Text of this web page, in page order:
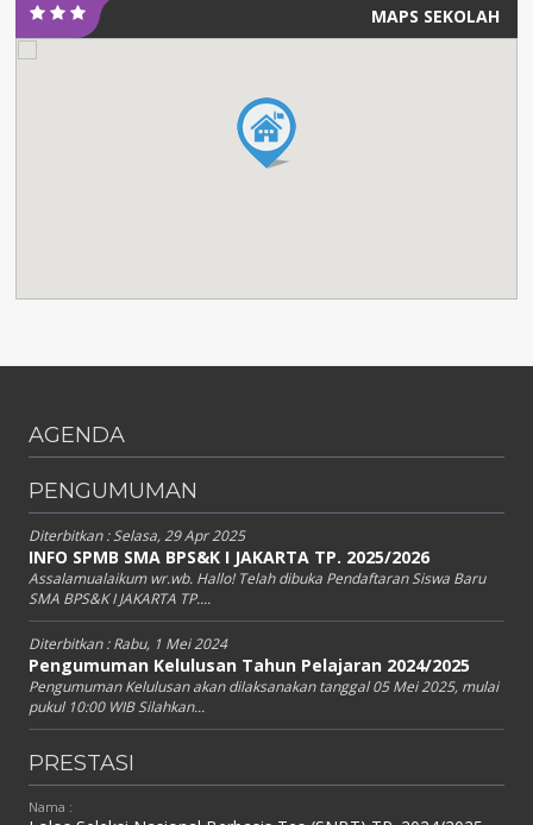
MAPS SEKOLAH
AGENDA
PENGUMUMAN
Diterbitkan :Selasa, 29 Apr 2025
INFO SPMB SMA BPS&K I JAKARTA TP. 2025/2026
Assalamualaikum wr.wb. Hallo! Telah dibuka Pendaftaran Siswa Baru
SMA BPS&K I JAKARTA TP....
Diterbitkan :Rabu, 1 Mei 2024
Pengumuman Kelulusan Tahun Pelajaran 2024/2025
Pengumuman Kelulusan akan dilaksanakan tanggal 05 Mei 2025, mulai
pukul 10:00 WIB Silahkan...
PRESTASI
Nama :